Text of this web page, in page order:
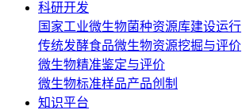
科研开发
国家工业微生物菌种资源库建设运行
传统发酵食品微生物资源挖掘与评价
微生物精准鉴定与评价
微生物标准样品产品创制
知识平台